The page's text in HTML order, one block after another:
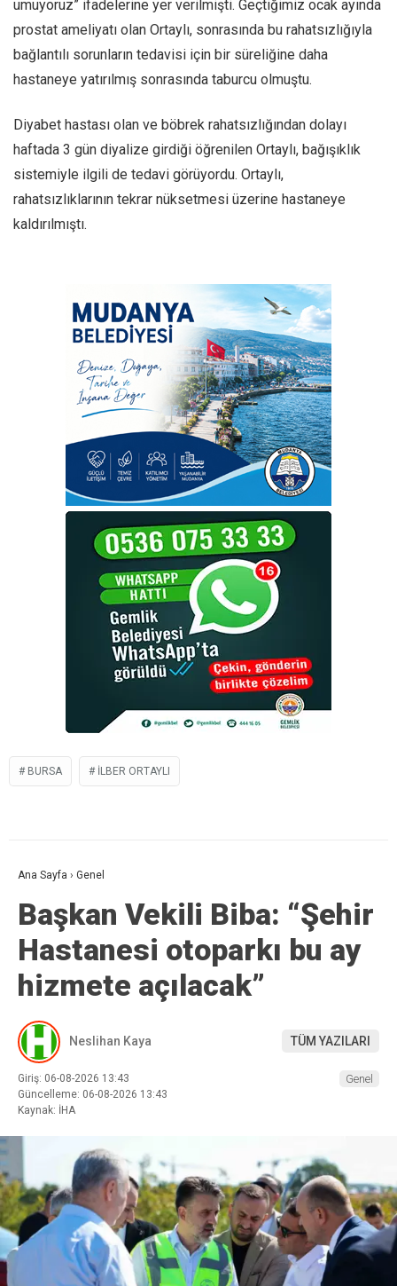
umuyoruz” ifadelerine yer verilmişti. Geçtiğimiz ocak ayında
prostat ameliyatı olan Ortaylı, sonrasında bu rahatsızlığıyla
bağlantılı sorunların tedavisi için bir süreliğine daha
hastaneye yatırılmış sonrasında taburcu olmuştu.
Diyabet hastası olan ve böbrek rahatsızlığından dolayı
haftada 3 gün diyalize girdiği öğrenilen Ortaylı, bağışıklık
sistemiyle ilgili de tedavi görüyordu. Ortaylı,
rahatsızlıklarının tekrar nüksetmesi üzerine hastaneye
kaldırılmıştı.
BURSA ILBER ORTAYLI
Ana Sayfa › Genel
Başkan Vekili Biba: “Şehir
Hastanesi otoparkı bu ay
hizmete açılacak”
Neslihan Kaya TÜM YAZILARI
Giriş: 06-08-2026 13:43
Güncelleme: 06-08-2026 13:43
Kaynak: İHA
Genel